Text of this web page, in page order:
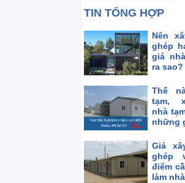
TIN TỔNG HỢP
Nên
ghép
giá
ra sao?
Thế
tạm,
nhà
những
Giá
ghép
điểm
làm